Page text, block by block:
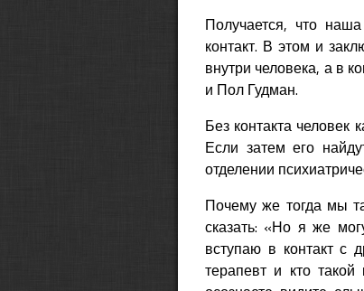
Получается, что
контакт. В этом и
внутри человека, а в
и Пол Гудман.
Без контакта человек
Если затем его
отделении
Почему же тогда мы
сказать: «Но я же
вступаю в контакт с
терапевт и кто